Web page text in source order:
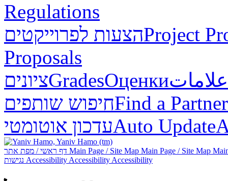
Regulations
הצעות לפרוייקטיםProject
Proposals
ציוניםGradesОценкиعلامات
חיפוש שותפיםFind a Partner
עדכון אוטומטיAuto Update
Main Page / Site Map Main Page / Site Map
Accessibility Accessibility Accessibility